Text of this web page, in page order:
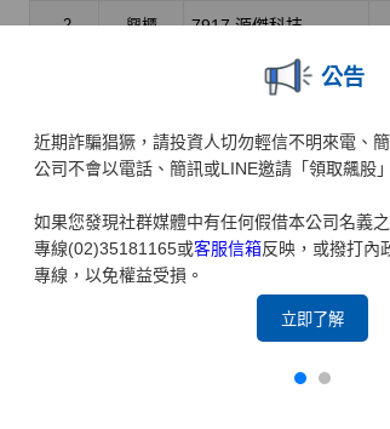
公告
近期詐騙猖獗，請投資人切勿輕信不明來電、
公司不會以電話、簡訊或LINE邀請「領取飆股
如果您發現社群媒體中有任何假借本公司名義
專線(02)35181165或客服信箱反映，或撥打內
專線，以免權益受損。
立即了解